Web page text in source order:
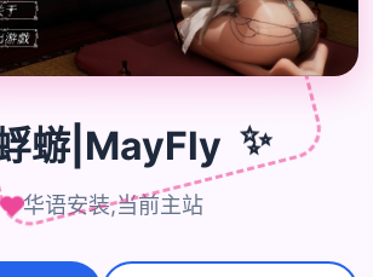
蝣|MayFly ✨
华语安装,当前主站